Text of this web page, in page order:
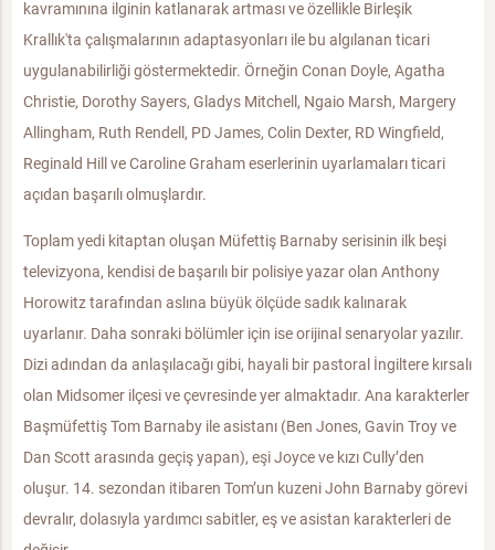
kavramınına ilginin katlanarak artması ve özellikle Birleşik
Krallık'ta çalışmalarının adaptasyonları ile bu algılanan ticari
uygulanabilirliği göstermektedir. Örneğin Conan Doyle, Agatha
Christie, Dorothy Sayers, Gladys Mitchell, Ngaio Marsh, Margery
Allingham, Ruth Rendell, PD James, Colin Dexter, RD Wingfield,
Reginald Hill ve Caroline Graham eserlerinin uyarlamaları ticari
açıdan başarılı olmuşlardır.
Toplam yedi kitaptan oluşan Müfettiş Barnaby serisinin ilk beşi
televizyona, kendisi de başarılı bir polisiye yazar olan Anthony
Horowitz tarafından aslına büyük ölçüde sadık kalınarak
uyarlanır. Daha sonraki bölümler için ise orijinal senaryolar yazılır.
Dizi adından da anlaşılacağı gibi, hayali bir pastoral İngiltere kırsalı
olan Midsomer ilçesi ve çevresinde yer almaktadır. Ana karakterler
Başmüfettiş Tom Barnaby ile asistanı (Ben Jones, Gavin Troy ve
Dan Scott arasında geçiş yapan), eşi Joyce ve kızı Cully’den
oluşur. 14. sezondan itibaren Tom’un kuzeni John Barnaby görevi
devralır, dolasıyla yardımcı sabitler, eş ve asistan karakterleri de